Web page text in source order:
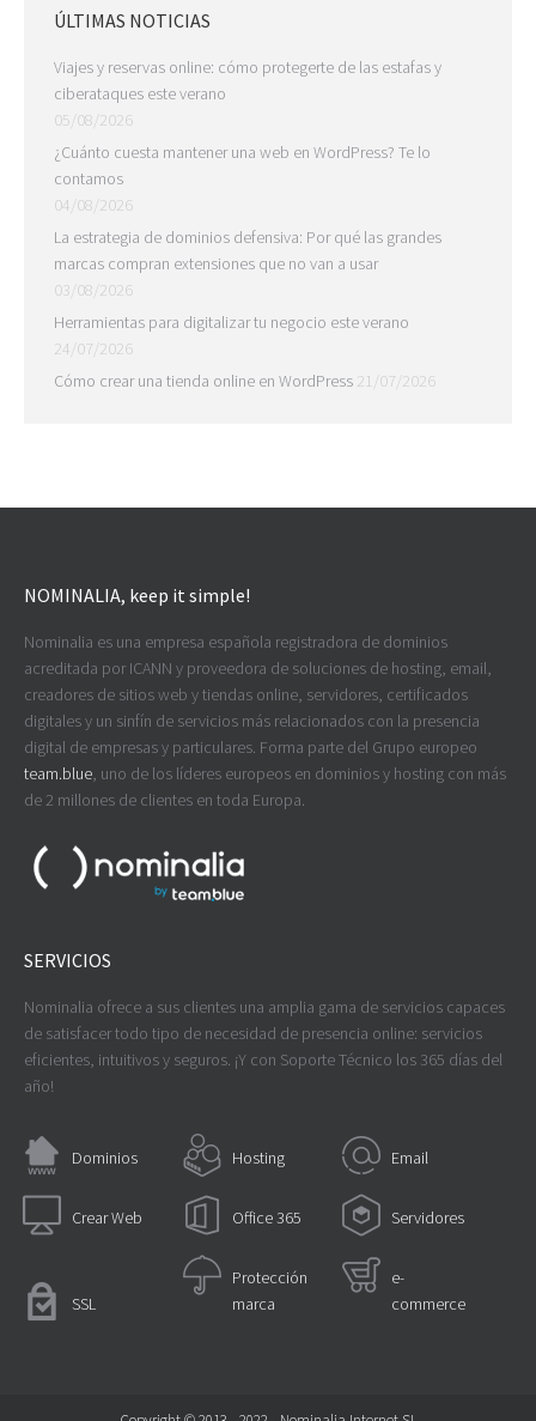
ÚLTIMAS NOTICIAS
Viajes y reservas online: cómo protegerte de las estafas y
ciberataques este verano
05/08/2026
¿Cuánto cuesta mantener una web en WordPress? Te lo
contamos
04/08/2026
La estrategia de dominios defensiva: Por qué las grandes
marcas compran extensiones que no van a usar
03/08/2026
Herramientas para digitalizar tu negocio este verano
24/07/2026
Cómo crear una tienda online en WordPress 21/07/2026
NOMINALIA, keep it simple!
Nominalia es una empresa española registradora de dominios
acreditada por ICANN y proveedora de soluciones de hosting, email,
creadores de sitios web y tiendas online, servidores, certificados
digitales y un sinfín de servicios más relacionados con la presencia
digital de empresas y particulares. Forma parte del Grupo europeo
team.blue, uno de los líderes europeos en dominios y hosting con más
de 2 millones de clientes en toda Europa.
SERVICIOS
Nominalia ofrece a sus clientes una amplia gama de servicios capaces
de satisfacer todo tipo de necesidad de presencia online: servicios
eficientes, intuitivos y seguros. ¡Y con Soporte Técnico los 365 días del
año!
Dominios Hosting Email
Crear Web Office 365 Servidores
SSL
Protección
marca
e-
commerce